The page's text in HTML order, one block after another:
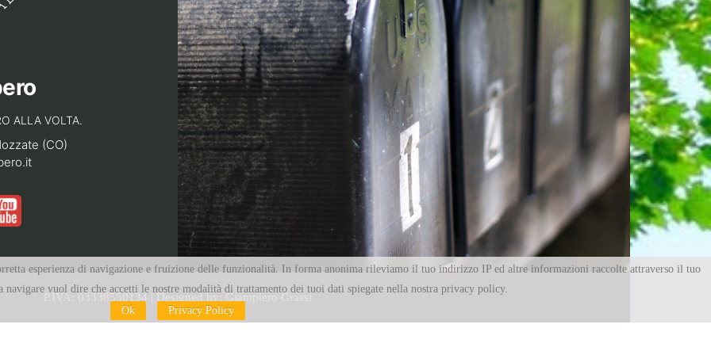
esperienza di navigazione e fruizione delle funzionalità. In forma anonima rileviamo il tuo indirizzo IP ed altre informazioni raccolte attraverso il tuo
vuol dire che accetti le nostre modalità di trattamento dei tuoi dati spiegate nella nostra privacy policy.
Ok
Privacy Policy
ALLA VOLTA.
(CO)